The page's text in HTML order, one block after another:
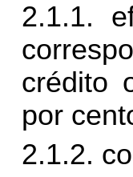
2.1.1.
crédito
por
2.1.2.